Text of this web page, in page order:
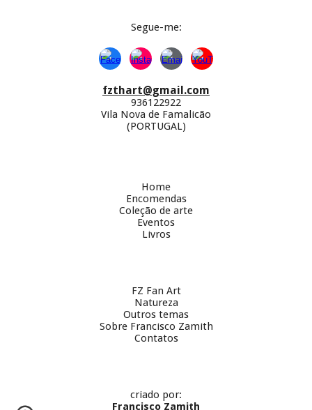
Segue-me:
fzthart@gmail.com
936122922
Vila Nova de Famalicão
(PORTUGAL)
Home
Encomendas
Coleção de arte
Eventos
Livros
FZ Fan Art
Natureza
Outros temas
SobreFrancisco Zamith
Contatos
criado por:
Francisco Zamith